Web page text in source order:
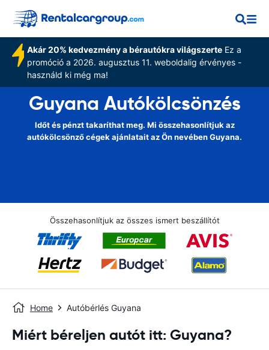
Akár 20% kedvezmény a bérautókra világszerteEz a
promóció a 2026. augusztus 11. weboldalig érvényes -
használd ki még ma!
Guyana Autókölcsönzés
Időt és pénzt takaríthat meg. Mi összehasonlítjuk az
autókölcsönző cégek ajánlatait az Ön nevében Guyana.
Összehasonlítjuk az összes ismert beszállítót
Home Autóbérlés Guyana
Miért béreljen autót itt: Guyana?